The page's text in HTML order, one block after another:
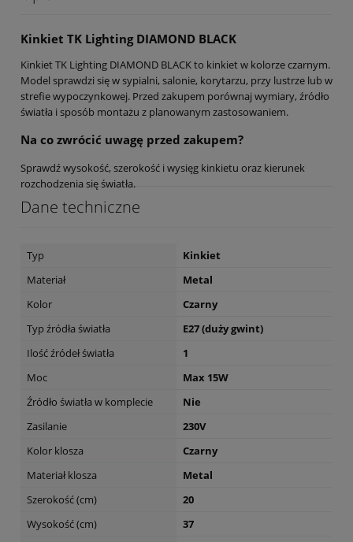
Kinkiet TK Lighting DIAMOND BLACK
Kinkiet TK Lighting DIAMOND BLACK to kinkiet w kolorze czarnym.
Model sprawdzi się w sypialni, salonie, korytarzu, przy lustrze lub w
strefie wypoczynkowej. Przed zakupem porównaj wymiary, źródło
światła i sposób montażu z planowanym zastosowaniem.
Na co zwrócić uwagę przed zakupem?
Sprawdź wysokość, szerokość i wysięg kinkietu oraz kierunek
rozchodzenia się światła.
Dane techniczne
Typ
Kinkiet
Materiał
Metal
Kolor
Czarny
Typ źródła światła
E27 (duży gwint)
Ilość źródeł światła
1
Moc
Max 15W
Źródło światła w komplecie
Nie
Zasilanie
230V
Kolor klosza
Czarny
Materiał klosza
Metal
Szerokość (cm)
20
Wysokość (cm)
37